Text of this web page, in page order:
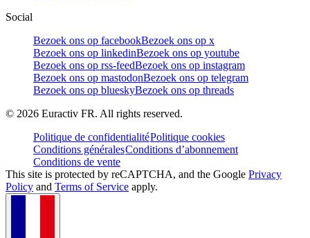
Social
Bezoek ons op facebookBezoek ons op x
Bezoek ons op linkedinBezoek ons op youtube
Bezoek ons op rss-feedBezoek ons op instagram
Bezoek ons op mastodonBezoek ons op telegram
Bezoek ons op blueskyBezoek ons op threads
© 2026 Euractiv FR. All rights reserved.
Politique de confidentialitéPolitique cookies
Conditions généralesConditions d’abonnement
Conditions de vente
This site is protected by reCAPTCHA, and the Google Privacy
Policy and Terms of Service apply.